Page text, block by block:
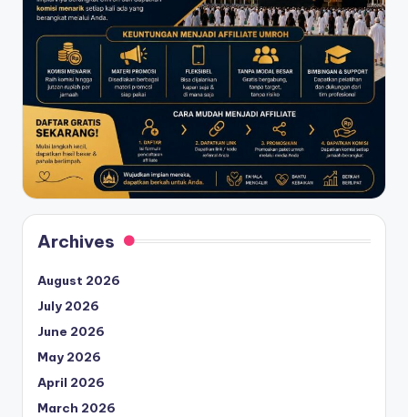
Archives
August 2026
July 2026
June 2026
May 2026
April 2026
March 2026